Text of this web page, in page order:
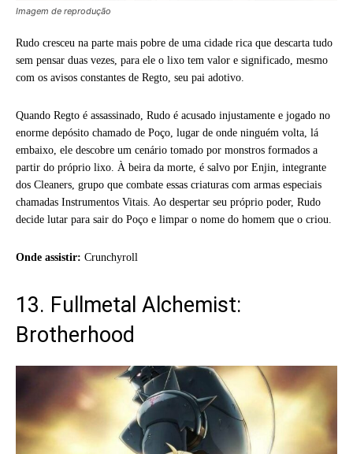
Imagem de reprodução
Rudo cresceu na parte mais pobre de uma cidade rica que descarta tudo
sem pensar duas vezes, para ele o lixo tem valor e significado, mesmo
com os avisos constantes de Regto, seu pai adotivo.
Quando Regto é assassinado, Rudo é acusado injustamente e jogado no
enorme depósito chamado de Poço, lugar de onde ninguém volta, lá
embaixo, ele descobre um cenário tomado por monstros formados a
partir do próprio lixo. À beira da morte, é salvo por Enjin, integrante
dos Cleaners, grupo que combate essas criaturas com armas especiais
chamadas Instrumentos Vitais. Ao despertar seu próprio poder, Rudo
decide lutar para sair do Poço e limpar o nome do homem que o criou.
Onde assistir: Crunchyroll
13. Fullmetal Alchemist:
Brotherhood